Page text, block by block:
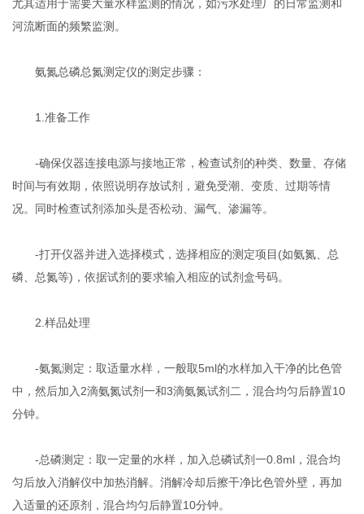
尤其适用于需要大量水样监测的情况，如污水处理厂的日常监测和
河流断面的频繁监测。
氨氮总磷总氮测定仪的测定步骤：
1.准备工作
-确保仪器连接电源与接地正常，检查试剂的种类、数量、存储
时间与有效期，依照说明存放试剂，避免受潮、变质、过期等情
况。同时检查试剂添加头是否松动、漏气、渗漏等。
-打开仪器并进入选择模式，选择相应的测定项目(如氨氮、总
磷、总氮等)，依据试剂的要求输入相应的试剂盒号码。
2.样品处理
-氨氮测定：取适量水样，一般取5ml的水样加入干净的比色管
中，然后加入2滴氨氮试剂一和3滴氨氮试剂二，混合均匀后静置10
分钟。
-总磷测定：取一定量的水样，加入总磷试剂一0.8ml，混合均
匀后放入消解仪中加热消解。消解冷却后擦干净比色管外壁，再加
入适量的还原剂，混合均匀后静置10分钟。